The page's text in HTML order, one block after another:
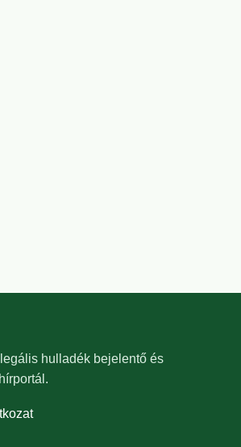
hulladék bejelentő és